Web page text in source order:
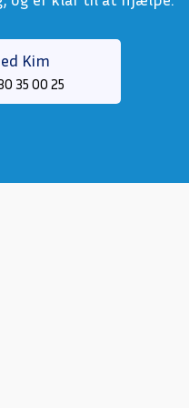
Kim
35 00 25